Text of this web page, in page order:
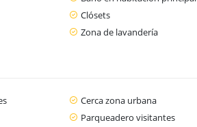
Clósets
Zona de lavandería
Cerca zona urbana
Parqueadero visitantes